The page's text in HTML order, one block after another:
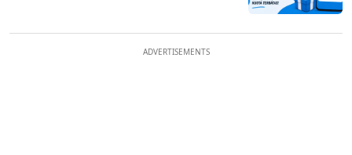
ADVERTISEMENTS